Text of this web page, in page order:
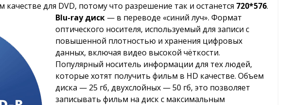
для DVD, потому что разрешение так и останется 720*576.
Blu-ray диск — в переводе «синий луч». Формат
оптического носителя, используемый для записи с
повышенной плотностью и хранения цифровых
данных, включая видео высокой чёткости.
Популярный носитель информации для тех людей,
которые хотят получить фильм в HD качестве. Объем
диска — 25 гб, двухслойных — 50 гб, это позволяет
записывать фильм на диск с максимальным